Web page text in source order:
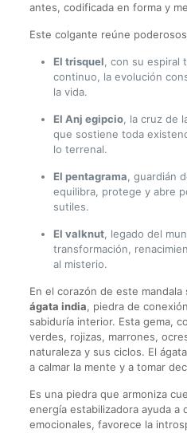
antes, codificada en forma y
Este colgante reúne
El trisquel, con su espiral
continuo, la evolución
la vida.
El Anj egipcio, la cruz de
que sostiene toda
lo terrenal.
El pentagrama, guardián
equilibra, protege y abre
sutiles.
El valknut, legado del
transformación,
al misterio.
En el corazón de este
ágata india, piedra de
sabiduría interior. Esta gema,
verdes, rojizas, marrones,
naturaleza y sus ciclos. El
a calmar la mente y a tomar
Es una piedra que armoniza
energía estabilizadora ayuda a
emocionales, favorece la